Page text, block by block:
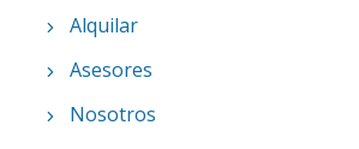
Alquilar
Asesores
Nosotros